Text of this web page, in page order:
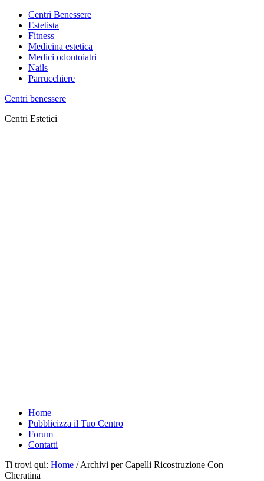
Centri Benessere
Estetista
Fitness
Medicina estetica
Medici odontoiatri
Nails
Parrucchiere
Centri benessere
Centri Estetici
Home
Pubblicizza il Tuo Centro
Forum
Contatti
Ti trovi qui: Home /Archivi per Capelli Ricostruzione Con
Cheratina